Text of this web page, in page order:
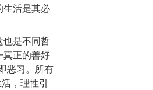
生活是其必
也是不同哲
真正的善好
恶习。所有
，理性引